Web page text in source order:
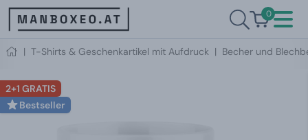
0
| T-Shirts & Geschenkartikel mit Aufdruck | Becher und
2+1 GRATIS
Bestseller